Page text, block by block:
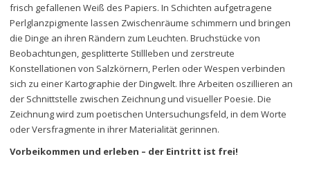
frisch gefallenen Weiß des Papiers. In Schichten aufgetragene
Perlglanzpigmente lassen Zwischenräume schimmern und bringen
die Dinge an ihren Rändern zum Leuchten. Bruchstücke von
Beobachtungen, gesplitterte Stillleben und zerstreute
Konstellationen von Salzkörnern, Perlen oder Wespen verbinden
sich zu einer Kartographie der Dingwelt. Ihre Arbeiten oszillieren an
der Schnittstelle zwischen Zeichnung und visueller Poesie. Die
Zeichnung wird zum poetischen Untersuchungsfeld, in dem Worte
oder Versfragmente in ihrer Materialität gerinnen.
Vorbeikommen und erleben – der Eintritt ist frei!